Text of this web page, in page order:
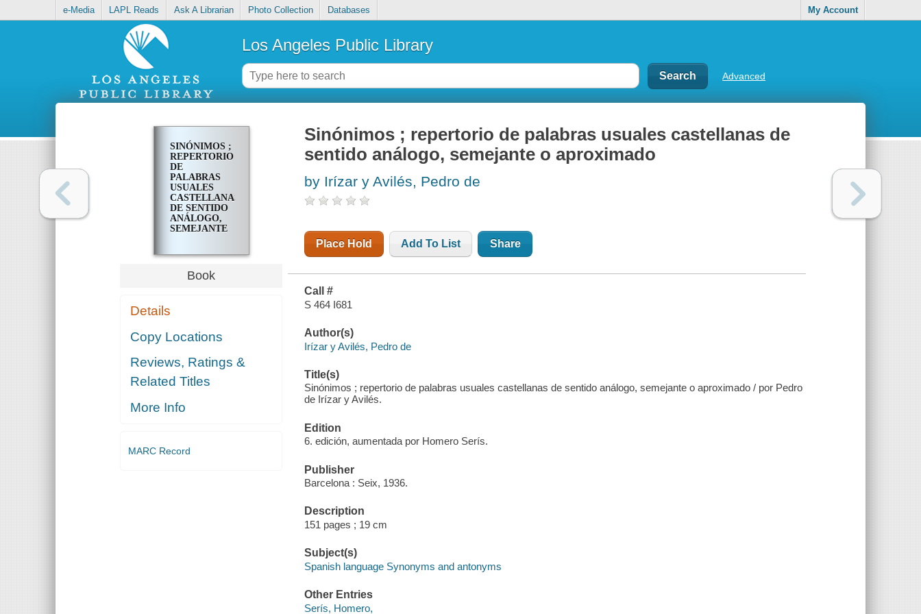
e-Media LAPL Reads Ask A Librarian Photo Collection Databases My Account
Los Angeles Public Library
Advanced
SINÓNIMOS ;
REPERTORIO
DE
PALABRAS
USUALES
CASTELLANAS
DE SENTIDO
ANÁLOGO,
SEMEJANTE
Book
Details
Copy Locations
Reviews, Ratings &
Related Titles
More Info
MARC Record
Sinónimos ; repertorio de palabras usuales castellanas de
sentido análogo, semejante o aproximado
by Irízar y Avilés, Pedro de
Place Hold Add To List Share
Call #
S 464 I681
Author(s)
Irízar y Avilés, Pedro de
Title(s)
Sinónimos ; repertorio de palabras usuales castellanas de sentido análogo, semejante o aproximado / por Pedro
de Irízar y Avilés.
Edition
6. edición, aumentada por Homero Serís.
Publisher
Barcelona : Seix, 1936.
Description
151 pages ; 19 cm
Subject(s)
Spanish language Synonyms and antonyms
Other Entries
Serís, Homero,